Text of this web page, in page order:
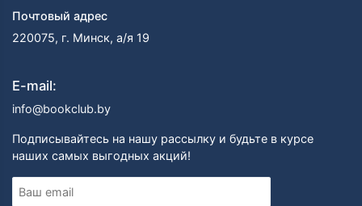
Почтовый адрес
220075, г. Минск, а/я 19
E-mail:
info@bookclub.by
Подписывайтесь на нашу рассылку и будьте в курсе
наших самых выгодных акций!